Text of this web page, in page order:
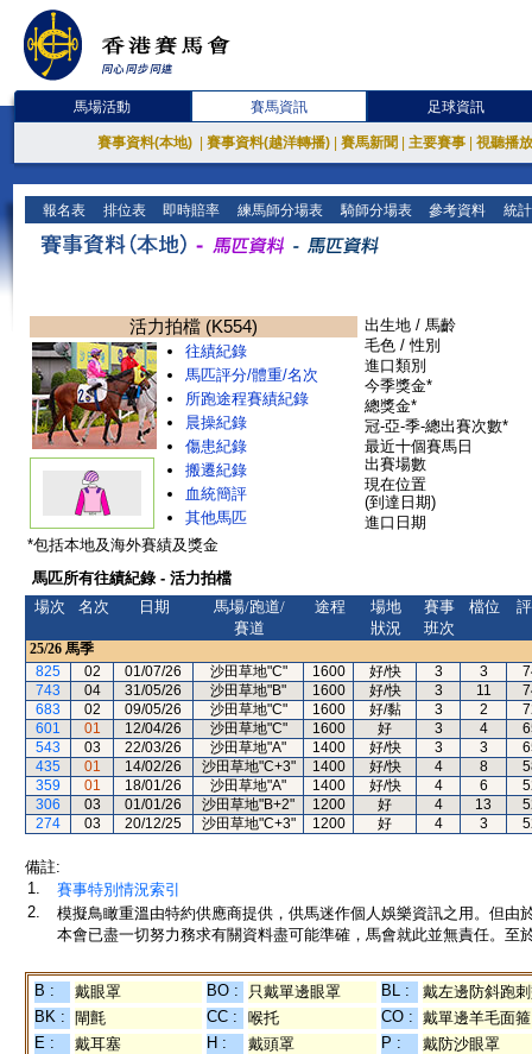
馬場活動 賽馬資訊 足球資訊
賽事資料(本地) 賽事資料(越洋轉播) 賽馬新聞 主要賽事 視聽播
報名表 排位表 即時賠率 練馬師分場表 騎師分場表 參考資料 統
活力拍檔 (K554)
往績紀錄
馬匹評分/體重/名次
所跑途程賽績紀錄
晨操紀錄
傷患紀錄
搬遷紀錄
血統簡評
其他馬匹
出生地 / 馬齡
毛色 / 性別
進口類別
今季獎金*
總獎金*
冠-亞-季-總出賽次數*
最近十個賽馬日
出賽場數
現在位置
(到達日期)
進口日期
*包括本地及海外賽績及獎金
馬匹所有往績紀錄 - 活力拍檔
場次
名次 日期
馬場/跑道/
賽道
途程
場地
狀況
賽事
班次
檔位
25/26 馬季
825
02 01/07/26 沙田草地"C" 1600 好/快 3 3
743
04 31/05/26 沙田草地"B" 1600 好/快 3 11
683
02 09/05/26 沙田草地"C" 1600 好/黏 3 2
601
01 12/04/26 沙田草地"C" 1600 好 3 4
543
03 22/03/26 沙田草地"A" 1400 好/快 3 3
435
01 14/02/26 沙田草地"C+3" 1400 好/快 4 8
359
01 18/01/26 沙田草地"A" 1400 好/快 4 6
306
03 01/01/26 沙田草地"B+2" 1200 好 4 13
274
03 20/12/25 沙田草地"C+3" 1200 好 4 3
備註:
1.
賽事特別情況索引
2.
模擬鳥瞰重溫由特約供應商提供，供馬迷作個人娛樂資訊之用。但
本會已盡一切努力務求有關資料盡可能準確，馬會就此並無責任。至
B : 戴眼罩 BO : 只戴單邊眼罩 BL :
戴左邊防斜跑
BK :
閘氈 CC : 喉托 CO : 戴單邊羊毛面箍
E :
戴耳塞 H : 戴頭罩 P :
戴防沙眼罩